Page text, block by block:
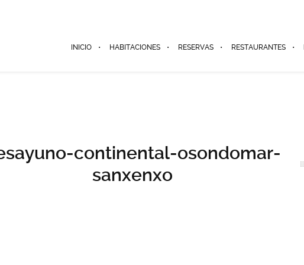
INICIO HABITACIONES RESERVAS RESTAURANTES
continental-osondomar-
sanxenxo